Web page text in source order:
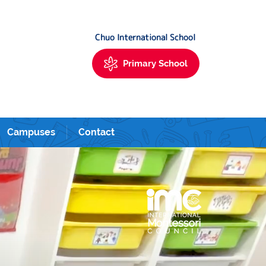
Chuo International School
Primary School
Campuses Contact